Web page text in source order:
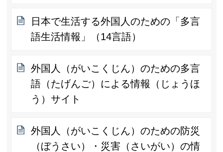
日本で生活する外国人のための「多言
語生活情報」（14言語）
外国人（がいこくじん）のための多言
語（たげんご）による情報（じょうほ
う）サイト
外国人（がいこくじん）のための防災
（ぼうさい）・災害（さいがい）の情